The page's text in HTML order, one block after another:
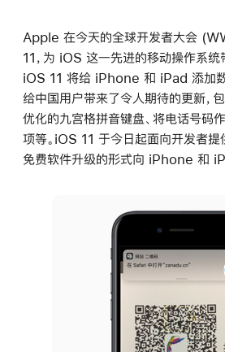
Apple 在今天的全球开发者大会
11，为 iOS 这一先进的移动操作系统
iOS 11 将给 iPhone 和 iPad 添加数
给中国用户带来了令人期待的更新，
优化的九宫格拼音键盘、将电话号
项等。iOS 11 于今日起面向开发者提
免费软件升级的形式向 iPhone 和